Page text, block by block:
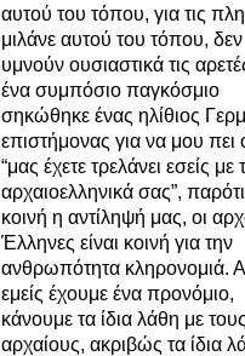
αυτού του τόπου, για τις
μιλάνε αυτού του τόπου, δεν
υμνούν ουσιαστικά τις
ένα συμπόσιο παγκόσμιο
σηκώθηκε ένας ηλίθιος
επιστήμονας για να μου πει
“μας έχετε τρελάνει εσείς με
αρχαιοελληνικά σας”, παρότι
κοινή η αντίληψή μας, οι
Έλληνες είναι κοινή για την
ανθρωπότητα κληρονομιά.
εμείς έχουμε ένα προνόμιο,
κάνουμε τα ίδια λάθη με τους
αρχαίους, ακριβώς τα ίδια